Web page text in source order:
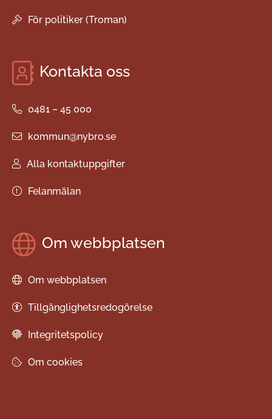
För politiker (Troman)
Kontakta oss
0481 – 45 000
kommun@nybro.se
Alla kontaktuppgifter
Felanmälan
Om webbplatsen
Om webbplatsen
Tillgänglighetsredogörelse
Integritetspolicy
Om cookies